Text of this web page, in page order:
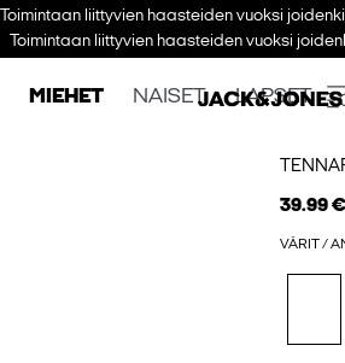
Toimintaan liittyvien haasteiden vuoksi
Toimintaan liittyvien haasteiden vuoksi
MIEHET NAISET LAPSET
39.99 €
VÄRIT /